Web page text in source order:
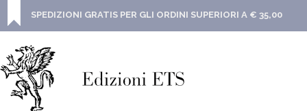
SPEDIZIONI GRATIS PER GLI ORDINI SUPERIORI A € 35,00